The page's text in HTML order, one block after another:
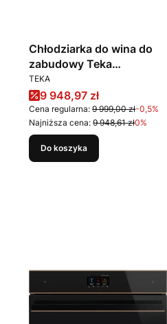
Chłodziarka do wina do
zabudowy Teka
Sommelier RVI 30097
GBK
PRODUCENT
TEKA
Cena promocyjna
9 948,97 zł
Cena regularna: 9 999,00 zł-0,5%
Najniższa cena: 9 948,61 zł0%
Do koszyka